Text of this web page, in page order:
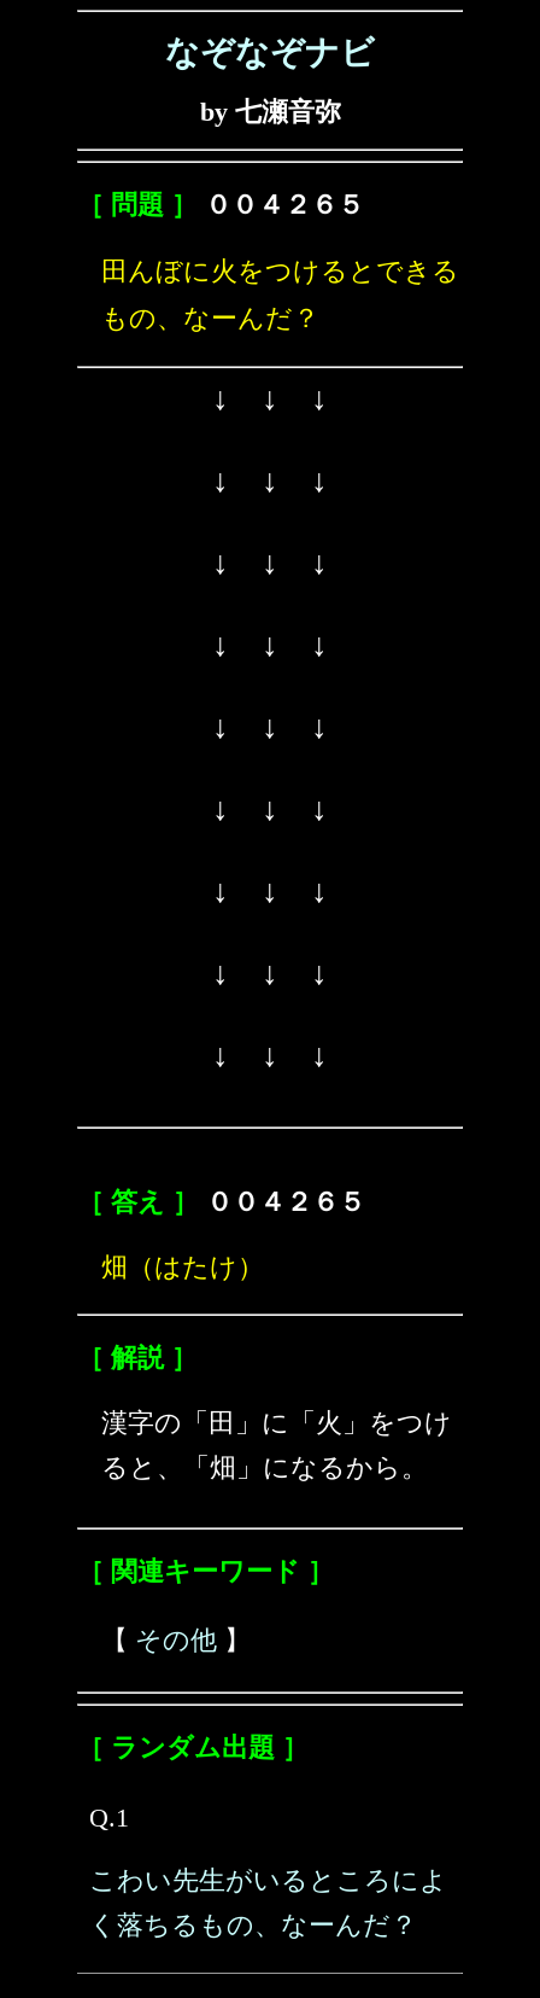
なぞなぞナビ
by 七瀬音弥
［ 問題 ］ ００４２６５
田んぼに火をつけるとできる
もの、なーんだ？
↓ ↓ ↓
↓ ↓ ↓
↓ ↓ ↓
↓ ↓ ↓
↓ ↓ ↓
↓ ↓ ↓
↓ ↓ ↓
↓ ↓ ↓
↓ ↓ ↓
［ 答え ］ ００４２６５
畑（はたけ）
［ 解説 ］
漢字の「田」に「火」をつけ
ると、「畑」になるから。
［ 関連キーワード ］
【 その他 】
［ ランダム出題 ］
Q.1
こわい先生がいるところによ
く落ちるもの、なーんだ？